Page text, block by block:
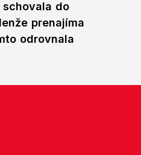
schovala do
prenajíma
odrovnala